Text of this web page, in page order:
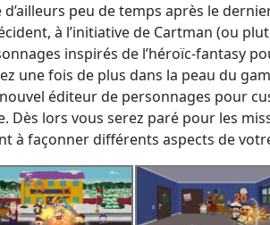
peu de temps après le
à l’initiative de Cartman (ou
inspirés de l’héroïc-fantasy
une fois de plus dans la peau du
éditeur de personnages pour
Dès lors vous serez paré pour les
à façonner différents aspects de